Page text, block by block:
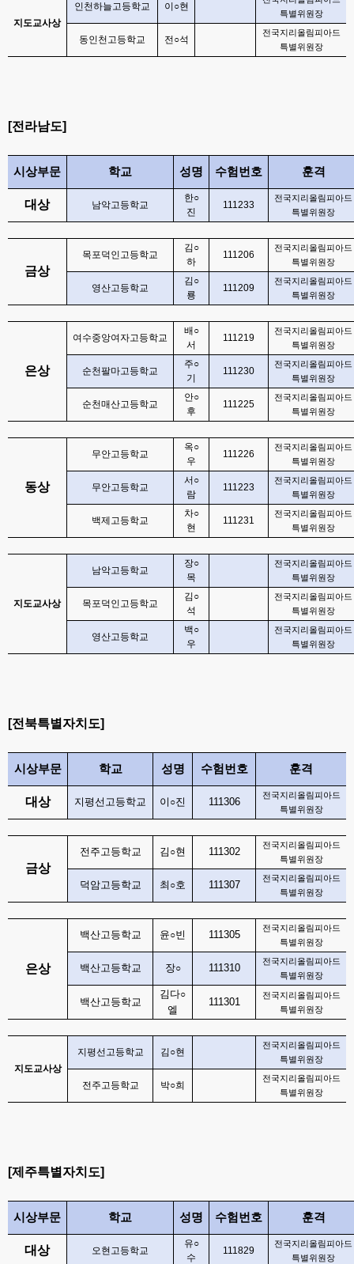
지도교사상
인천하늘고등학교 이 ○현
특별위원장
동인천고등학교 전○석
전국지리올림피아드
특별위원장
[전라남도]
시상부문 학교 성명 수험번호 훈격
대상 남악고등학교
한○
진
111233
전국지리올림피아드
특별위원장
금상
목포덕인고등학교
김 ○
하
111206
전국지리올림피아드
특별위원장
영산고등학교
김 ○
룡
111209
전국지리올림피아드
특별위원장
은상
여수중앙여자고등학교
배 ○
서
111219
전국지리올림피아드
특별위원장
순천팔마고등학교
주○
기
111230
전국지리올림피아드
특별위원장
순천매산고등학교
안○
후
111225
전국지리올림피아드
특별위원장
동상
무안고등학교
옥○
우
111226
전국지리올림피아드
특별위원장
무안고등학교
서 ○
람
111223
전국지리올림피아드
특별위원장
백제고등학교
차○
현
111231
전국지리올림피아드
특별위원장
지도교사상
남악고등학교
장○
목
전국지리올림피아드
특별위원장
목포덕인고등학교
김 ○
석
전국지리올림피아드
특별위원장
영산고등학교
백○
우
전국지리올림피아드
특별위원장
[전북특별자치도]
시상부문 학교 성명 수험번호 훈격
대상 지평선고등학교 이 ○진 111306
전국지리올림피아드
특별위원장
금상
전주고등학교 김 ○현 111302
전국지리올림피아드
특별위원장
덕암고등학교 최 ○호 111307
전국지리올림피아드
특별위원장
은상
백산고등학교 윤○빈 111305
전국지리올림피아드
특별위원장
백산고등학교 장○ 111310
전국지리올림피아드
특별위원장
백산고등학교
김다○
엘
111301
전국지리올림피아드
특별위원장
지도교사상
지평선고등학교 김 ○현
전국지리올림피아드
특별위원장
전주고등학교 박○희
전국지리올림피아드
특별위원장
[제주특별자치도]
시상부문 학교 성명 수험번호 훈격
대상 오현고등학교
유○
수
111829
전국지리올림피아드
특별위원장